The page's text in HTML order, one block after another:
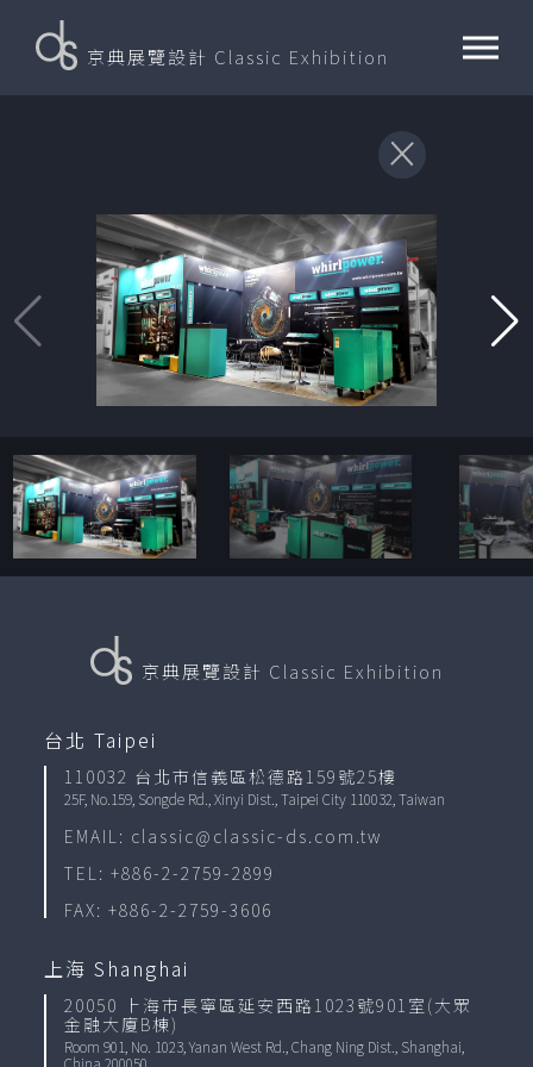
京典展覽設計 Classic Exhibition
京典展覽設計 Classic Exhibition
台北 Taipei
110032 台北市信義區松德路159號25樓
25F, No.159, Songde Rd., Xinyi Dist., Taipei City 110032, Taiwan
EMAIL: classic@classic-ds.com.tw
TEL: +886-2-2759-2899
FAX: +886-2-2759-3606
上海 Shanghai
20050 上海市長寧區延安西路1023號901室(大眾
金融大廈B棟)
Room 901, No. 1023, Yanan West Rd., Chang Ning Dist., Shanghai,
China 200050